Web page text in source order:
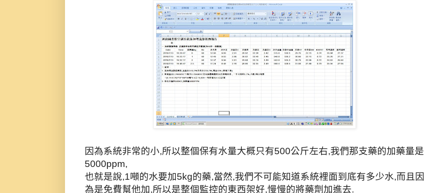
因為系統非常的小,所以整個保有水量大概只有500公斤左右,我們那支藥的加藥量是
5000ppm,
也就是說,1噸的水要加5kg的藥,當然,我們不可能知道系統裡面到底有多少水,而且因
為是免費幫他加,所以是整個監控的東西架好,慢慢的將藥劑加進去.